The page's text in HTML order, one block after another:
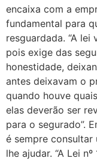
encaixa com a
fundamental para
resguardada. “A
pois exige das
honestidade,
antes deixavam o
quando houve
elas deverão ser
para o segurado”.
é sempre consultar
lhe ajudar. “A Lei